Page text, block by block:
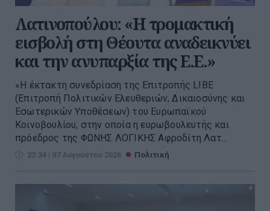
Λατινοπούλου: «Η τρομακτική
εισβολή στη Θέουτα αναδεικνύει
και την ανυπαρξία της Ε.Ε.»
«Η έκτακτη συνεδρίαση της Επιτροπής LIBE
(Επιτροπή Πολιτικών Ελευθεριών, Δικαιοσύνης και
Εσωτερικών Υποθέσεων) του Ευρωπαϊκού
Κοινοβουλίου, στην οποία η ευρωβουλευτής και
πρόεδρος της ΦΩΝΗΣ ΛΟΓΙΚΗΣ Αφροδίτη Λατ...
23:34 | 07 Αυγούστου 2026 Πολιτική